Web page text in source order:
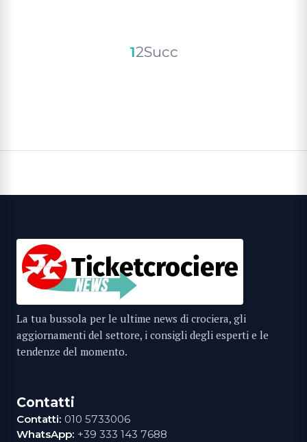
Paginazione
12Succ
La tua bussola per le ultime news di crociera, gli
aggiornamenti del settore, i consigli degli esperti e le
tendenze del momento.
Contatti
Contatti: 010 5733006
WhatsApp: +39 333 143 7688